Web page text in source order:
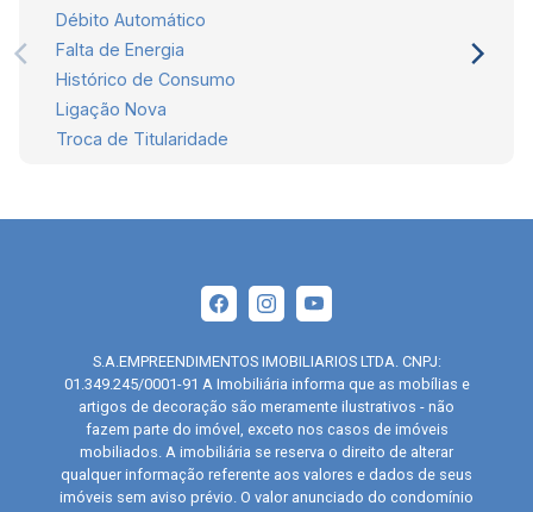
Débito Automático
Falta de Energia
Histórico de Consumo
Ligação Nova
Troca de Titularidade
S.A.EMPREENDIMENTOS IMOBILIARIOS LTDA. CNPJ:
01.349.245/0001-91 A Imobiliária informa que as mobílias e
artigos de decoração são meramente ilustrativos - não
fazem parte do imóvel, exceto nos casos de imóveis
mobiliados. A imobiliária se reserva o direito de alterar
qualquer informação referente aos valores e dados de seus
imóveis sem aviso prévio. O valor anunciado do condomínio